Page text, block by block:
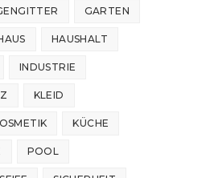
GARTEN
HAUSHALT
INDUSTRIE
KLEID
KÜCHE
POOL